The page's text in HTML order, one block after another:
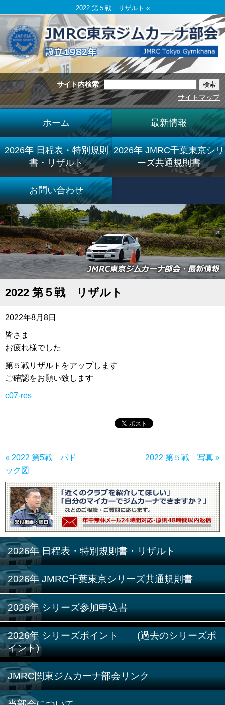
2022 第５戦 リザルト «
サイト内検索
サイトマップ
ホーム 最新情報
2026年 日程表・特別規則
書・リザルト
2026年 JMRC千葉東京シリ
ーズ共通規則書
お問い合わせ
2022 第５戦 リザルト
2022年8月8日
皆さま
お疲れ様でした
第５戦リザルトをアップします
ご確認をお願い致します
c07-res
« 2022 第5戦 パド
ック図
2022 第５戦 写真 »
2026年 日程表・特別規則書・リザルト
2026年 JMRC千葉東京シリーズ共通規則書
2026年 シリーズ参加申込書
2026年 シリーズポイント (過去のシリーズポ
イント)
JMRC関東ジムカーナ部会リンク